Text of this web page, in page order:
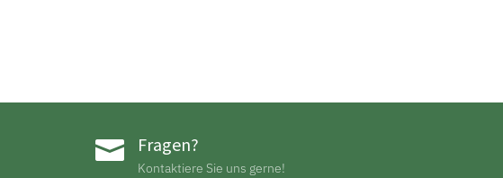
 Fragen?
Kontaktiere Sie uns gerne!